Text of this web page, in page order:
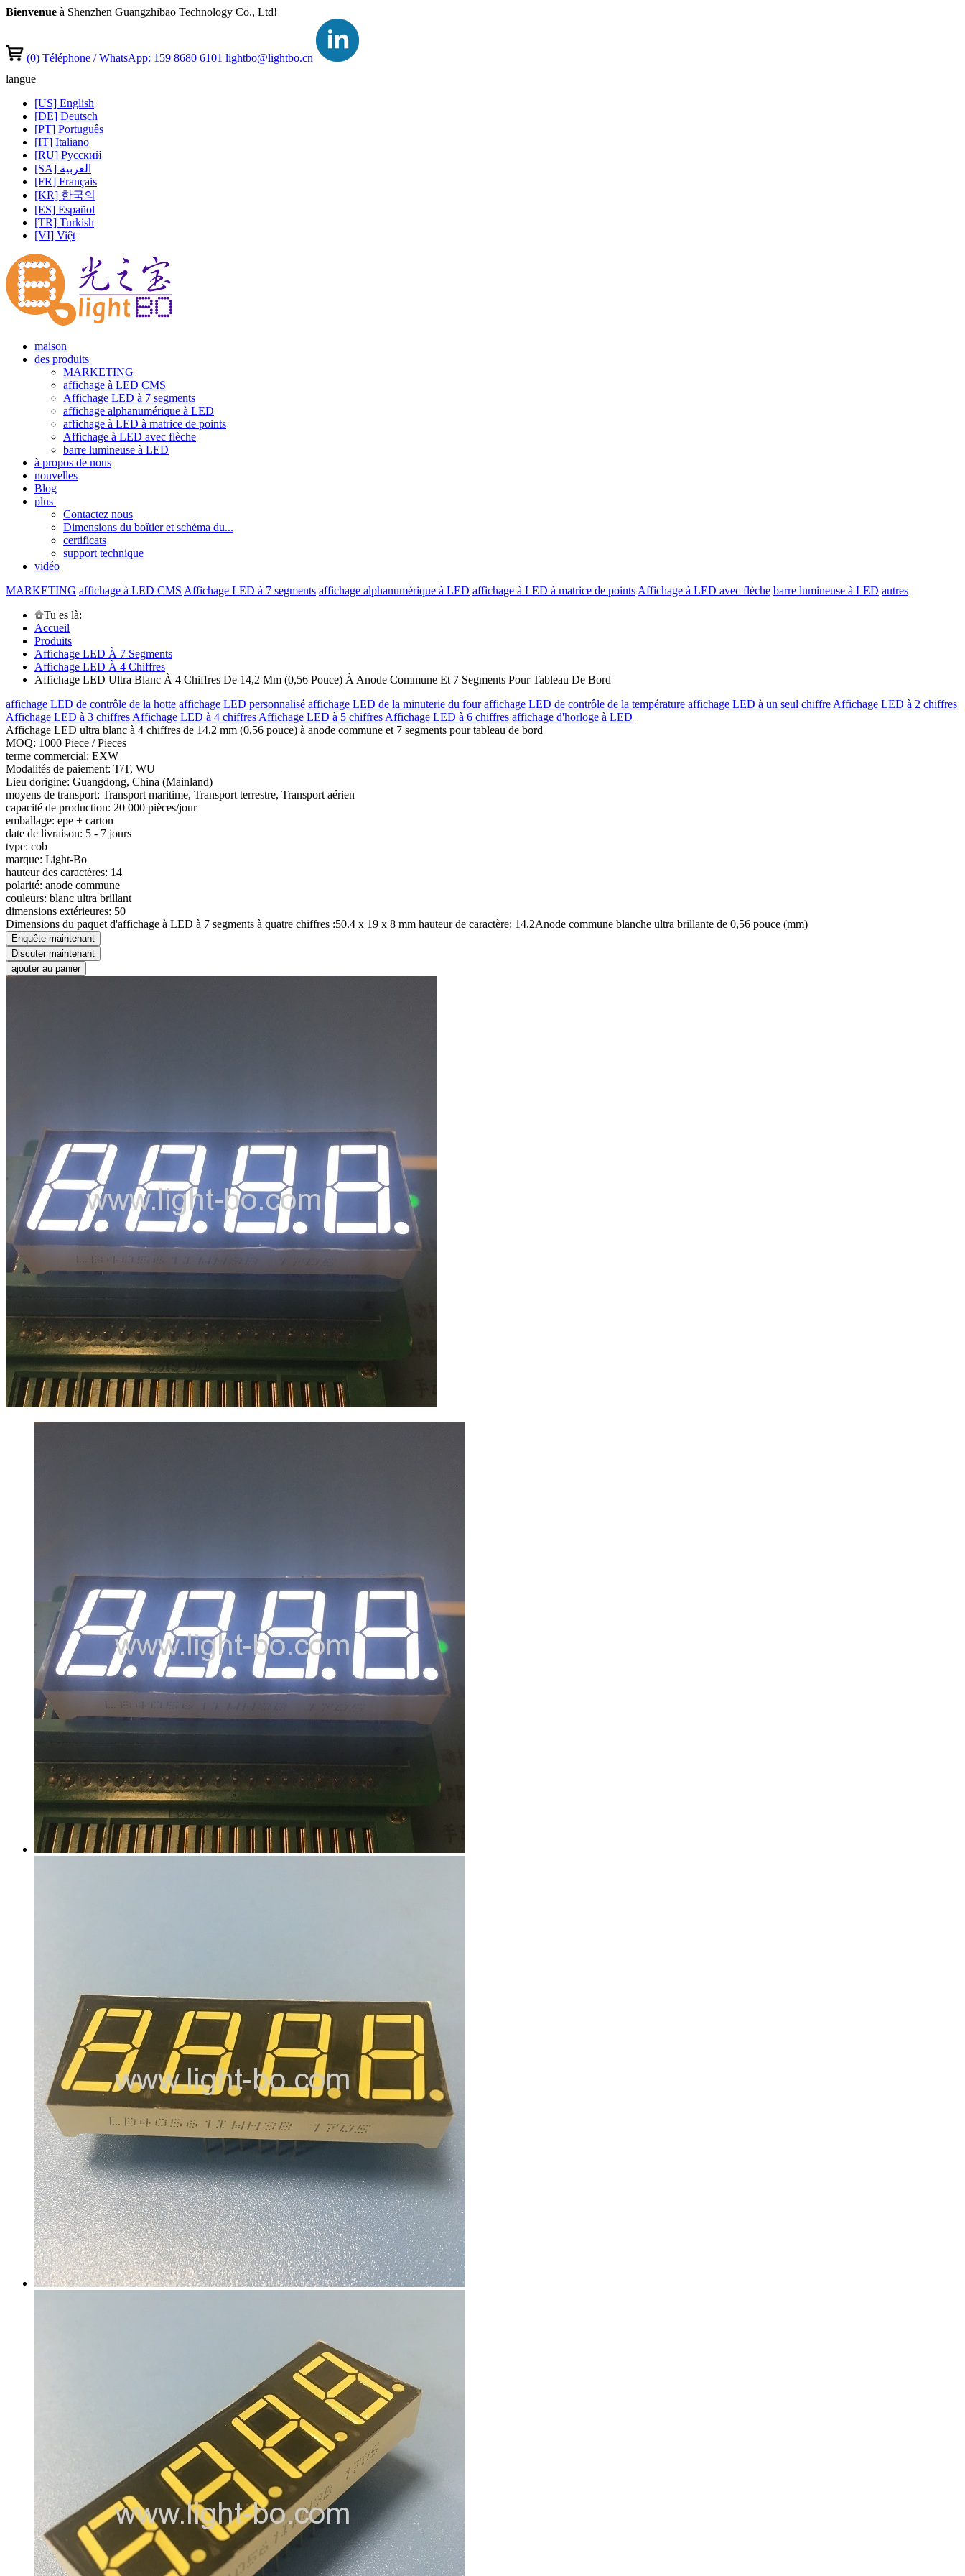
Bienvenue à Shenzhen Guangzhibao Technology Co., Ltd!
(0)Téléphone / WhatsApp: 159 8680 6101 lightbo@lightbo.cn
langue
[US] English
[DE] Deutsch
[PT] Português
[IT] Italiano
[RU] Pусский
[SA] العربية
[FR] Français
[KR] 한국의
[ES] Español
[TR] Turkish
[VI] Việt
maison
des produits
MARKETING
affichage à LED CMS
Affichage LED à 7 segments
affichage alphanumérique à LED
affichage à LED à matrice de points
Affichage à LED avec flèche
barre lumineuse à LED
à propos de nous
nouvelles
Blog
plus
Contactez nous
Dimensions du boîtier et schéma du...
certificats
support technique
vidéo
MARKETING affichage à LED CMS Affichage LED à 7 segments affichage alphanumérique à LED affichage à LED à matrice de points Affichage à LED avec flèche barre lumineuse à LED autres
Tu es là:
Accueil
Produits
Affichage LED À 7 Segments
Affichage LED À 4 Chiffres
Affichage LED Ultra Blanc À 4 Chiffres De 14,2 Mm (0,56 Pouce) À Anode Commune Et 7 Segments Pour Tableau De Bord
affichage LED de contrôle de la hotte affichage LED personnalisé affichage LED de la minuterie du four affichage LED de contrôle de la température affichage LED à un seul chiffre Affichage LED à 2 chiffres
Affichage LED à 3 chiffres Affichage LED à 4 chiffres Affichage LED à 5 chiffres Affichage LED à 6 chiffres affichage d'horloge à LED
Affichage LED ultra blanc à 4 chiffres de 14,2 mm (0,56 pouce) à anode commune et 7 segments pour tableau de bord
MOQ: 1000 Piece / Pieces
terme commercial: EXW
Modalités de paiement: T/T, WU
Lieu dorigine: Guangdong, China (Mainland)
moyens de transport: Transport maritime, Transport terrestre, Transport aérien
capacité de production: 20 000 pièces/jour
emballage: epe + carton
date de livraison: 5 - 7 jours
type: cob
marque: Light-Bo
hauteur des caractères: 14
polarité: anode commune
couleurs: blanc ultra brillant
dimensions extérieures: 50
Dimensions du paquet d'affichage à LED à 7 segments à quatre chiffres :50.4 x 19 x 8 mm hauteur de caractère: 14.2Anode commune blanche ultra brillante de 0,56 pouce (mm)
Enquête maintenant
Discuter maintenant
ajouter au panier